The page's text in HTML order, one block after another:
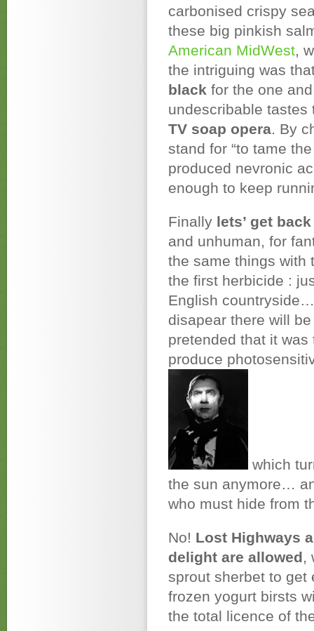
carbonised crispy
these big pinkish
American MidWest,
the intriguing was
black for the one
undescribable
TV soap opera. By
stand for “to tame
produced nevronic
enough to keep
Finally lets’ get
and unhuman, for
the same things with
the first herbicide :
English
disapear there will
pretended that it
produce
which
the sun anymore…
who must hide from
No! Lost Highways
delight are allowed,
sprout sherbet to get
frozen yogurt birsts
the total licence of